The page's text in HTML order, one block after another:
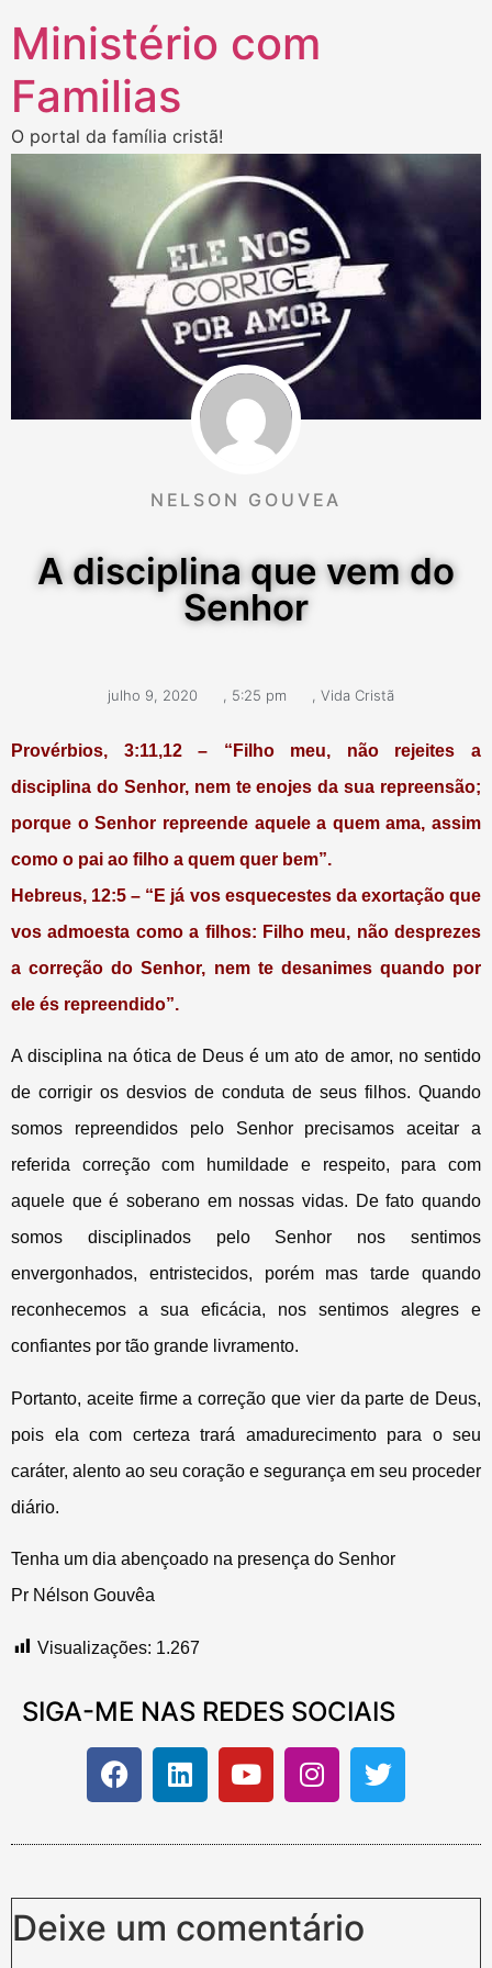
Ministério com
Familias
O portal da família cristã!
Inicio Nossa Visão Quem somos
NELSON GOUVEA
A disciplina que vem do
Senhor
julho 9, 2020 5:25 pm Vida Cristã
Provérbios, 3:11,12 – “Filho meu, não rejeites a
disciplina do Senhor, nem te enojes da sua repreensão;
porque o Senhor repreende aquele a quem ama, assim
como o pai ao filho a quem quer bem”.
Hebreus, 12:5 – “E já vos esquecestes da exortação que
vos admoesta como a filhos: Filho meu, não desprezes
a correção do Senhor, nem te desanimes quando por
ele és repreendido”.
A disciplina na ótica de Deus é um ato de amor, no sentido
de corrigir os desvios de conduta de seus filhos. Quando
somos repreendidos pelo Senhor precisamos aceitar a
referida correção com humildade e respeito, para com
aquele que é soberano em nossas vidas. De fato quando
somos disciplinados pelo Senhor nos sentimos
envergonhados, entristecidos, porém mas tarde quando
reconhecemos a sua eficácia, nos sentimos alegres e
confiantes por tão grande livramento.
Portanto, aceite firme a correção que vier da parte de Deus,
pois ela com certeza trará amadurecimento para o seu
caráter, alento ao seu coração e segurança em seu proceder
diário.
Tenha um dia abençoado na presença do Senhor
Pr Nélson Gouvêa
Visualizações: 1.267
SIGA-ME NAS REDES SOCIAIS
Deixe um comentário